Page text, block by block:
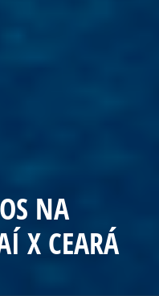
NA
X CEARÁ